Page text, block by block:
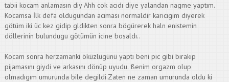
tabii kocam anlamasın diy Ahh cok acıdı diye yalandan nagme yaptım.
Kocamsa İlk defa oldugundan acıması normaldir karıcıgım diyerek
götüm iki üc kez gidip gldikten sonra bögürerek haln enistemin
döllerinin bulundugu götümün icine bosaldı..
Kocam sonra herzamanki öküzlügünü yaptı beni pic gibi bırakıp
pijamasını giydi ve arkasını dönüp uyudu. ßenim orgazm olup
olmadıgım umurunda bile degildi.Zaten ne zaman umurunda oldu ki